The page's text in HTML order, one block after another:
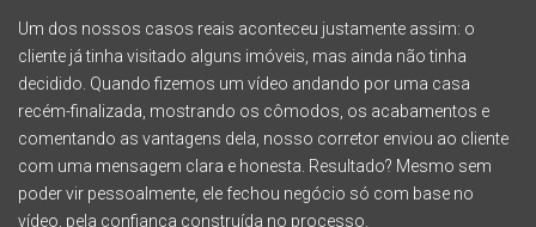
Um dos nossos casos reais aconteceu justamente assim: o
cliente já tinha visitado alguns imóveis, mas ainda não tinha
decidido. Quando fizemos um vídeo andando por uma casa
recém-finalizada, mostrando os cômodos, os acabamentos e
comentando as vantagens dela, nosso corretor enviou ao cliente
com uma mensagem clara e honesta. Resultado? Mesmo sem
poder vir pessoalmente, ele fechou negócio só com base no
vídeo, pela confiança construída no processo.